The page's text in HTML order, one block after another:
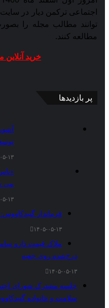
اجتماعی ترکمن دیار در
توانند مطالب مجله را
مطالعه کنند.
خرید آنلاین
پر بازدیدها
می
فرماندار
۱۴۰۵-۰۵-۱۳
ملاک قیمت دارو
درج‌شده روی جعبه
۱۴۰۵-۰۵-۱۳
جلسه مشترک شورای
سلامت و خانواده